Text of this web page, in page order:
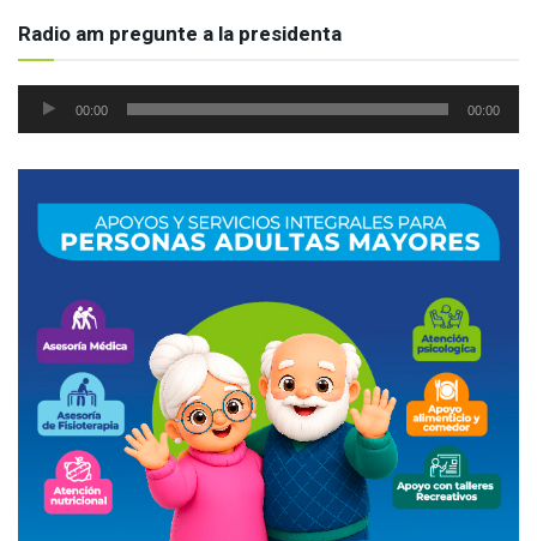
Radio am pregunte a la presidenta
Reproductor
00:00 00:00